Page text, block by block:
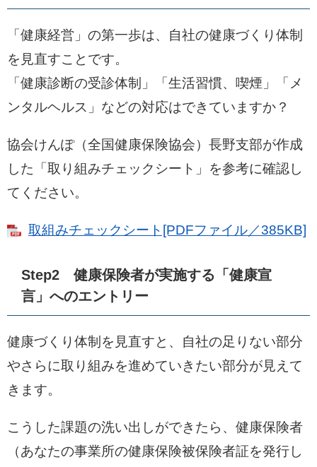
「健康経営」の第一歩は、自社の健康づくり体制
を見直すことです。
「健康診断の受診体制」「生活習慣、喫煙」「メ
ンタルヘルス」などの対応はできていますか？
協会けんぽ（全国健康保険協会）長野支部が作成
した「取り組みチェックシート」を参考に確認し
てください。
取組みチェックシート[PDFファイル／385KB]
Step2 健康保険者が実施する「健康宣
言」へのエントリー
健康づくり体制を見直すと、自社の足りない部分
やさらに取り組みを進めていきたい部分が見えて
きます。
こうした課題の洗い出しができたら、健康保険者
（あなたの事業所の健康保険被保険者証を発行し